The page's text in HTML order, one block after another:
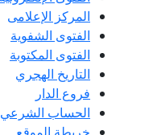
المركز الإعلامى
الفتوى الشفوية
الفتوى المكتوبة
التاريخ الهجري
فروع الدار
الحساب الشرعي